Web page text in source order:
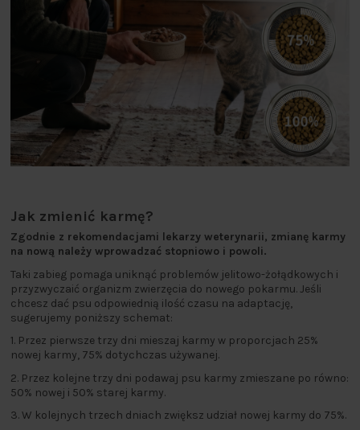
Jak zmienić karmę?
Zgodnie z rekomendacjami lekarzy weterynarii, zmianę karmy
na nową należy wprowadzać stopniowo i powoli.
Taki zabieg pomaga uniknąć problemów jelitowo-żołądkowych i
przyzwyczaić organizm zwierzęcia do nowego pokarmu. Jeśli
chcesz dać psu odpowiednią ilość czasu na adaptację,
sugerujemy poniższy schemat:
1. Przez pierwsze trzy dni mieszaj karmy w proporcjach 25%
nowej karmy, 75% dotychczas używanej.
2. Przez kolejne trzy dni podawaj psu karmy zmieszane po równo:
50% nowej i 50% starej karmy.
3. W kolejnych trzech dniach zwiększ udział nowej karmy do 75%.